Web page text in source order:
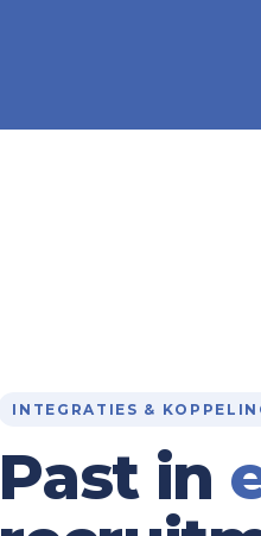
INTEGRATIES &
Past in